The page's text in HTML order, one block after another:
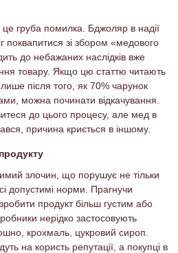
це груба помилка. Бджоляр в надії
поквапитися зі збором «медового
до небажаних наслідків вже
товару. Якщо цю статтю читають
після того, як 70% чарунок
можна починати відкачування.
до цього процесу, але мед в
причина криється в іншому.
злочин, що порушує не тільки
допустимі норми. Прагнучи
продукт більш густим або
нерідко застосовують
крохмаль, цукровий сироп.
на користь репутації, а покупці в